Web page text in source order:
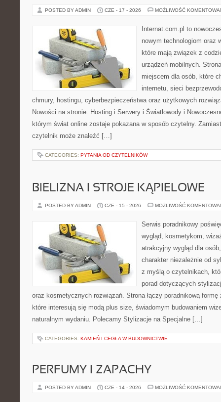
POSTED BY ADMIN CZE - 17 - 2026 MOŻLIWOŚĆ
Internat.com.pl to
nowym technologiom oraz
które mają związek z
urządzeń mobilnych.
miejscem dla osób, które
internetu, sieci
chmury, hostingu, cyberbezpieczeństwa oraz użytkowych
Nowości na stronie: Hosting i Serwery i Światłowody i
którym świat online zostaje pokazana w sposób czytelny.
czytelnik może znaleźć […]
CATEGORIES: PYTANIA OD CZYTELNIKÓW
BIELIZNA I STROJE KĄPIELOWE
POSTED BY ADMIN CZE - 15 - 2026 MOŻLIWOŚĆ
Serwis poradnikowy
wygląd, kosmetykom,
atrakcyjny wygląd dla
charakter niezależnie od
z myślą o czytelnikach,
porad dotyczących
oraz kosmetycznych rozwiązań. Strona łączy poradnikową
które interesują się modą plus size, świadomym budowaniem
naturalnym wydaniu. Polecamy Stylizacje na Specjalne […]
CATEGORIES: KAMIEŃ I CEGŁA W BUDOWNICTWIE
PERFUMY I ZAPACHY
POSTED BY ADMIN CZE - 14 - 2026 MOŻLIWOŚĆ